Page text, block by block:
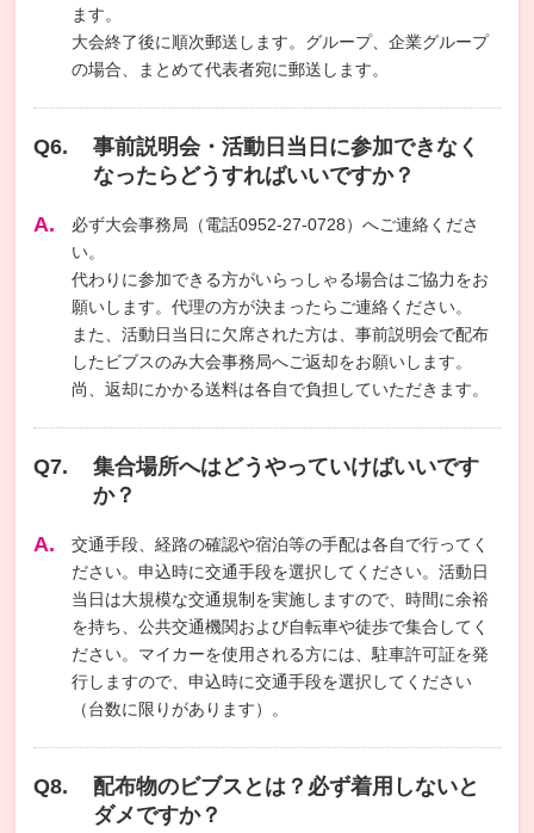
ます。
大会終了後に順次郵送します。グループ、企業グループ
の場合、まとめて代表者宛に郵送します。
事前説明会・活動日当日に参加できなく
なったらどうすればいいですか？
必ず大会事務局（電話0952-27-0728）へご連絡くださ
い。
代わりに参加できる方がいらっしゃる場合はご協力をお
願いします。代理の方が決まったらご連絡ください。
また、活動日当日に欠席された方は、事前説明会で配布
したビブスのみ大会事務局へご返却をお願いします。
尚、返却にかかる送料は各自で負担していただきます。
集合場所へはどうやっていけばいいです
か？
交通手段、経路の確認や宿泊等の手配は各自で行ってく
ださい。申込時に交通手段を選択してください。活動日
当日は大規模な交通規制を実施しますので、時間に余裕
を持ち、公共交通機関および自転車や徒歩で集合してく
ださい。マイカーを使用される方には、駐車許可証を発
行しますので、申込時に交通手段を選択してください
（台数に限りがあります）。
配布物のビブスとは？必ず着用しないと
ダメですか？